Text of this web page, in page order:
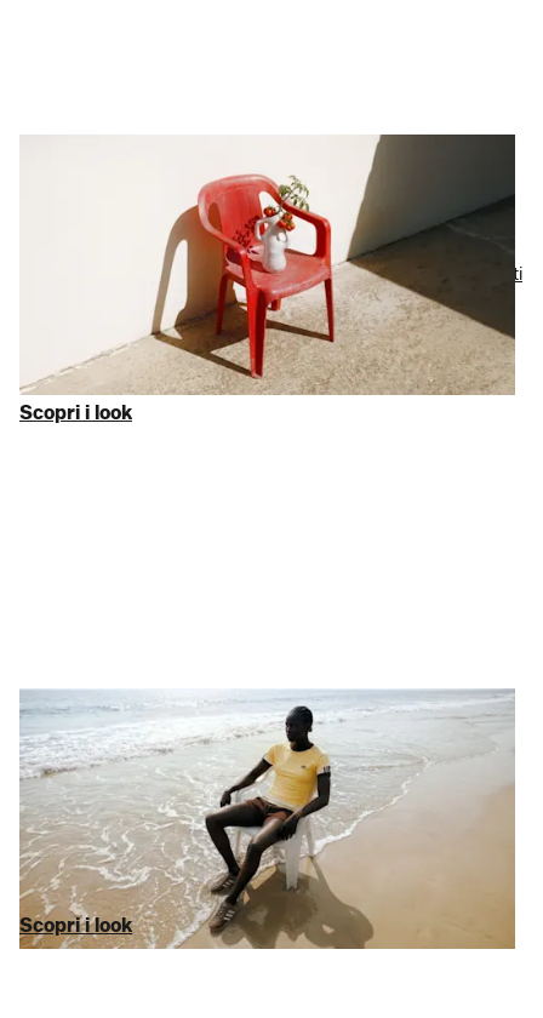
Design d’interni
risparmiando
La tua casa dovrebbe rispecchiare la tua bellezza. Da bei
tessuti
per la camera da letto
, che invogliano ad anticipare l’ora del
accessori per la cucinache trasformano il quotidiano
in eccezionale: abbiamo curato una selezione dei migliori
accessori per la casacon sconti fino al 75% sul MSRP.
Scopri i look
Sprigiona la potenza
L’exploit ha bisogno di stile
Ai capi ci pensiamo noi, per il tuo allenamento o per sfoggiare
un’estetica ginnica Abbiamo curato una selezione altamente
specializzata di
capi sportiviescarpe sportive
(comeadidas,NikeeNew Balance
) con uno sconto sul MSRP
del 75%. Niente mode del momento, solo i marchi di cui ti fidi.
Scopri i look
Scopri i look